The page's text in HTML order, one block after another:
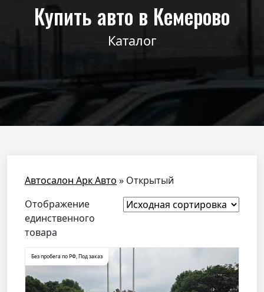
Купить авто в Кемерово
Каталог
Автосалон Арк Авто » Открытый
Отображение
единственного
товара
Без пробега по РФ,Под заказ